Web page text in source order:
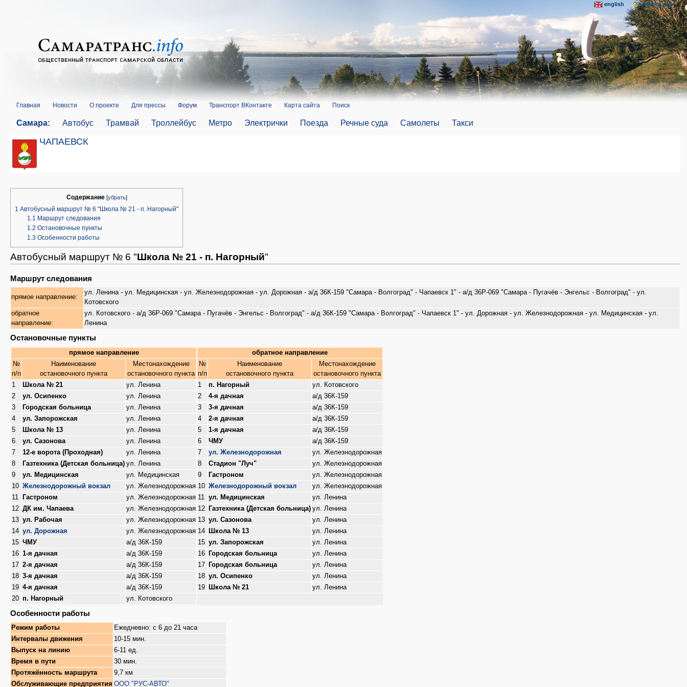
Главная Новости О проекте Для прессы Форум Транспорт ВКонтакте Карта сайта Поиск
Самара: Автобус Трамвай Троллейбус Метро Электрички Поезда Речные суда Самолеты Такси
ЧАПАЕВСК
Содержание [убрать]
1 Автобусный маршрут № 6 "Школа № 21 - п. Нагорный"
1.1 Маршрут следования
1.2 Остановочные пункты
1.3 Особенности работы
Автобусный маршрут № 6 "Школа № 21 - п. Нагорный"
Маршрут следования
прямое направление:
ул. Ленина - ул. Медицинская - ул. Железнодорожная - ул. Дорожная - а/д 36К-159 "Самара - Волгоград" - Чапаевск 1" - а/д 36Р-069 "Самара - Пугачёв - Энгельс - Волгоград" - ул.
Котовского
обратное
направление:
ул. Котовского - а/д 36Р-069 "Самара - Пугачёв - Энгельс - Волгоград" - а/д 36К-159 "Самара - Волгоград" - Чапаевск 1" - ул. Дорожная - ул. Железнодорожная - ул. Медицинская - ул.
Ленина
Остановочные пункты
прямое направление
№
п/п
Наименование
остановочного пункта
Местонахождение
остановочного пункта
1
Школа № 21
ул. Ленина
2
ул. Осипенко
ул. Ленина
3
Городская больница
ул. Ленина
4
ул. Запорожская
ул. Ленина
5
Школа № 13
ул. Ленина
6
ул. Сазонова
ул. Ленина
7
12-е ворота (Проходная)
ул. Ленина
8
Газтехника (Детская больница) ул. Ленина
9
ул. Медицинская
ул. Медицинская
10 Железнодорожный вокзал
ул. Железнодорожная
11
Гастроном
ул. Железнодорожная
12 ДК им. Чапаева
ул. Железнодорожная
13 ул. Рабочая
ул. Железнодорожная
14 ул. Дорожная
ул. Железнодорожная
15 ЧМУ
а/д 36К-159
16 1-я дачная
а/д 36К-159
17 2-я дачная
а/д 36К-159
18 3-я дачная
а/д 36К-159
19 4-я дачная
а/д 36К-159
20 п. Нагорный ул. Котовского
обратное направление
№
п/п
Наименование
остановочного пункта
Местонахождение
остановочного пункта
1
п. Нагорный
ул. Котовского
2
4-я дачная
а/д 36К-159
3
3-я дачная
а/д 36К-159
4
2-я дачная
а/д 36К-159
5
1-я дачная
а/д 36К-159
6
ЧМУ
а/д 36К-159
7
ул. Железнодорожная
ул. Железнодорожная
8
Стадион "Луч"
ул. Железнодорожная
9
Гастроном
ул. Железнодорожная
10 Железнодорожный вокзал
ул. Железнодорожная
11
ул. Медицинская
ул. Ленина
12
Газтехника (Детская больница) ул. Ленина
13 ул. Сазонова
ул. Ленина
14
Школа № 13
ул. Ленина
15 ул. Запорожская
ул. Ленина
16
Городская больница
ул. Ленина
17
Городская больница
ул. Ленина
18 ул. Осипенко
ул. Ленина
19
Школа № 21 ул. Ленина
Особенности работы
Режим работы
Ежедневно: с 6 до 21 часа
Интервалы движения
10-15 мин.
Выпуск на линию
6-11 ед.
Время в пути
30 мин.
Протяжённость маршрута
9,7 км
Обслуживающие предприятия ООО "РУС-АВТО"
english AdminLogIn